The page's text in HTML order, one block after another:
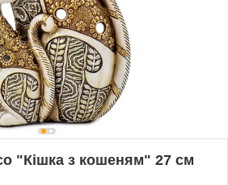
"Кішка з кошеням" 27 см